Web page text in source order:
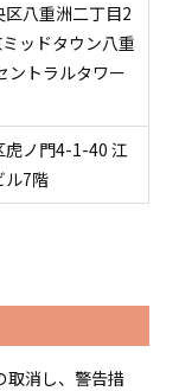
八重洲二丁目2
ッドタウン八重
ントラルタワー
虎ノ門4-1-40 江
ル7階
消し、警告措